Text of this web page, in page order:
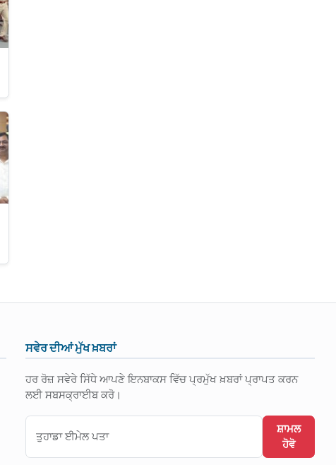
ਸਵੇਰ ਦੀਆਂ ਮੁੱਖ ਖ਼ਬਰਾਂ
ਹਰ ਰੋਜ਼ ਸਵੇਰੇ ਸਿੱਧੇ ਆਪਣੇ ਇਨਬਾਕਸ ਵਿੱਚ ਪ੍ਰਮੁੱਖ ਖ਼ਬਰਾਂ ਪ੍ਰਾਪਤ ਕਰਨ
ਲਈ ਸਬਸਕ੍ਰਾਈਬ ਕਰੋ।
ਸ਼ਾਮਲ
ਹੋਵੋ